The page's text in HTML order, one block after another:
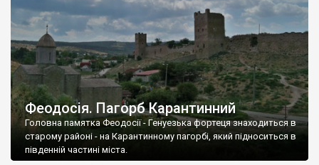
Феодосія. Пагорб Карантинний
Головна памятка Феодосії - Генуезька фортеця знаходиться в
старому районі - на Карантинному пагорбі, який підноситься в
південній частині міста.